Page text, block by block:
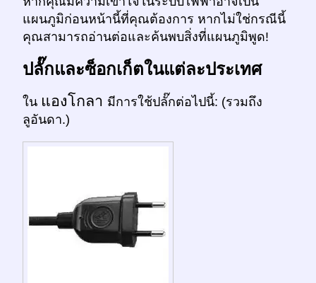
แผนภูมิก่อนหน้านี้ที่คุณต้องการ หากไม่ใช่กรณีนี้
คุณสามารถอ่านต่อและค้นพบสิ่งที่แผนภูมิพูด!
ปลั๊กและซ็อกเก็ตในแต่ละประเทศ
ใน แองโกลา มีการใช้ปลั๊กต่อไปนี้: (รวมถึง
ลูอันดา.)